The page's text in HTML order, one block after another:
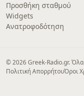
Προσθήκη σταθμού
Widgets
Ανατροφοδότηση
© 2026 Greek-Radio.gr. Όλα
Πολιτική ΑπορρήτουΌροι